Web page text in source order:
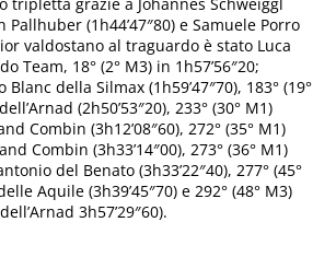
Pallhuber (1h44’47″80) e Samuele Porro
valdostano al traguardo è stato Luca
Team, 18° (2° M3) in 1h57’56″20;
della Silmax (1h59’47″70), 183° (19°
(2h50’53″20), 233° (30° M1)
Combin (3h12’08″60), 272° (35° M1)
Combin (3h33’14″00), 273° (36° M1)
del Benato (3h33’22″40), 277° (45°
Aquile (3h39’45″70) e 292° (48° M3)
3h57’29″60).